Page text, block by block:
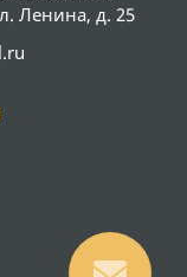
Ленина, д. 25